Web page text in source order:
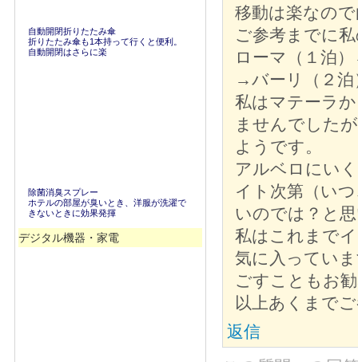
移動は楽なの
ご参考までに
ローマ（１泊
→バーリ（２
私はマテーラ
ませんでした
ようです。
アルベロにい
イト次第（い
いのでは？と
私はこれまで
気に入ってい
ごすこともお
以上あくまで
返信
自動開閉折りたたみ傘
折りたたみ傘も1本持って行くと便利。
自動開閉はさらに楽
除菌消臭スプレー
ホテルの部屋が臭いとき、洋服が洗濯で
きないときに効果発揮
デジタル機器・家電